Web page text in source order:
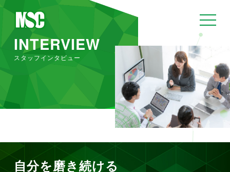
toggle
INTERVIEW
スタッフインタビュー
自分を磨き続ける